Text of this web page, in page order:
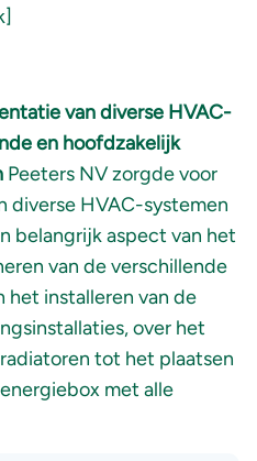
van diverse HVAC-
en hoofdzakelijk
Peeters NV zorgde voor
diverse HVAC-systemen
belangrijk aspect van het
van de verschillende
het installeren van de
over het
tot het plaatsen
met alle